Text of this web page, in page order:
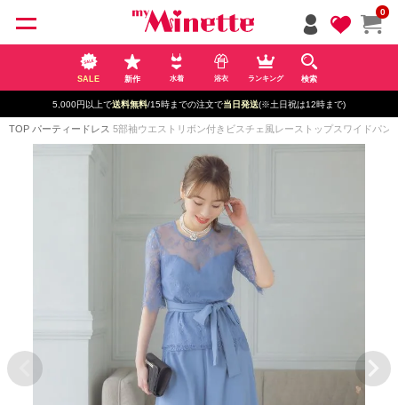
0
SALE 新作 水着 浴衣 ランキング 検索
5,000円以上で送料無料/15時までの注文で当日発送(※土日祝は12時まで)
TOP パーティードレス 5部袖ウエストリボン付きビスチェ風レーストップスワイドパ
ペー
ジト
ップ